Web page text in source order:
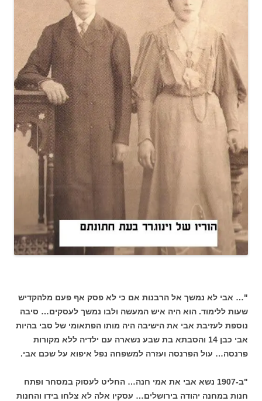
"… אבי לא נמשך אל הרבנות אם כי לא פסק אף פעם מלהקדיש
שעות ללימוד. הוא היה איש המעשה ולבו נמשך לעסקים… סיבה
נוספת לעזיבת אבי את הישיבה היה מותו הפתאומי של סבי בהיות
אבי כבן 14 והסבתא בת שבע נשארה עם ילדיה ללא מקורות
פרנסה… עול הפרנסה ועזרה למשפחה נפל איפוא על שכם אבי.
"ב-1907 נשא אבי את אמי חנה… החליט לעסוק במסחר ופתח
חנות במחנה יהודה בירושלים… עסקיו אלה לא צלחו בידו והחנות